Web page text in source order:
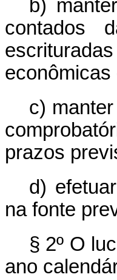
b)
contados
c)
prazos
d)
na fonte
§ 2º O
ano